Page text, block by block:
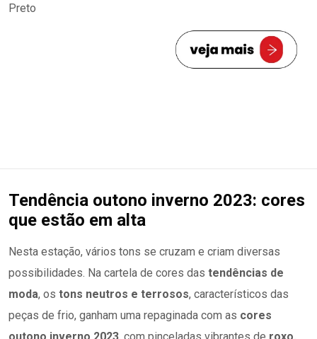
Tendência outono inverno 2023: cores
que estão em alta
Nesta estação, vários tons se cruzam e criam diversas
possibilidades. Na cartela de cores das tendências de
moda, os tons neutros e terrosos, característicos das
peças de frio, ganham uma repaginada com as cores